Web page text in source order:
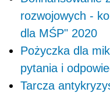
rozwojowych -
dla MŚP" 2020
Pożyczka dla
pytania i
Tarcza